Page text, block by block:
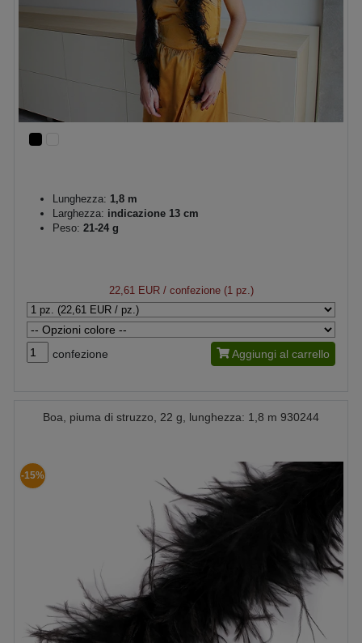
Lunghezza: 1,8 m
Larghezza: indicazione 13 cm
Peso: 21-24 g
22,61 EUR/ confezione (1 pz.)
confezione Aggiungi al carrello
Boa, piuma di struzzo, 22 g, lunghezza: 1,8 m 930244
-15%